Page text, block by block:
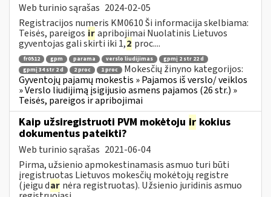
Web turinio sąrašas 2024-02-05
Registracijos numeris KM0610 Ši informacija skelbiama:
Teisės, pareigos irapribojimai Nuolatinis Lietuvos
gyventojas gali skirti iki 1,2 proc....
fr0512 gpm parama verslo liudijimas
gpmį 2 str 22 d
gpmį 34 str 2 d
2 proc 1 proc
Mokesčių žinyno kategorijos:
Gyventojų pajamų mokestis » Pajamos iš verslo/ veiklos
» Verslo liudijimą įsigijusio asmens pajamos (26 str.) »
Teisės, pareigos ir apribojimai
Kaip užsiregistruoti PVM mokėtoju ir kokius
dokumentus pateikti?
Web turinio sąrašas 2021-06-04
Pirma, užsienio apmokestinamasis asmuo turi būti
įregistruotas Lietuvos mokesčių mokėtojų registre
(jeigu dar nėra registruotas). Užsienio juridinis asmuo